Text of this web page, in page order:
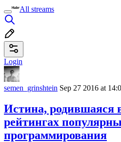
All streams
Login
semen_grinshtein Sep 27 2016 at
Истина, родившаяся
рейтингах
программирования